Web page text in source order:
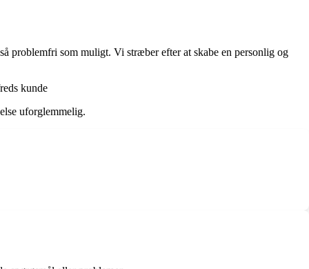
problemfri som muligt. Vi stræber efter at skabe en personlig og
kunde
uforglemmelig.